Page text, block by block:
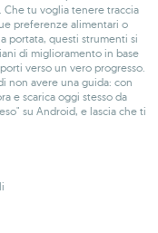
tu voglia tenere traccia
preferenze alimentari o
portata, questi strumenti si
di miglioramento in base
verso un vero progresso.
non avere una guida: con
e scarica oggi stesso da
su Android, e lascia che ti